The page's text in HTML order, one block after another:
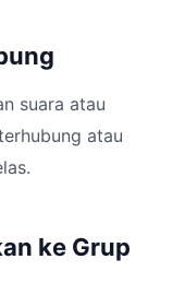
suara atau
atau
ke Grup